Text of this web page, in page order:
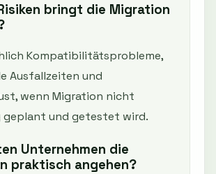
bringt die Migration
Kompatibilitätsprobleme,
Ausfallzeiten und
wenn Migration nicht
und getestet wird.
Unternehmen die
praktisch angehen?